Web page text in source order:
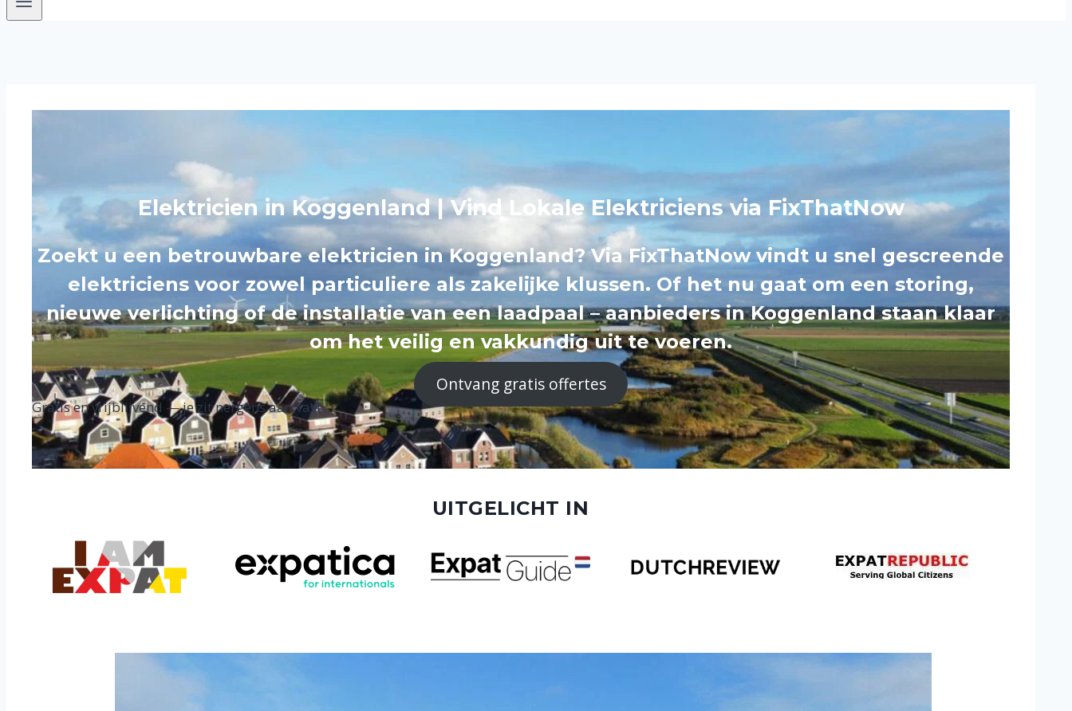
Elektricien in Koggenland | Vind Lokale Elektriciens via FixThatNow
Zoekt u een betrouwbare elektricien in Koggenland? Via FixThatNow vindt u snel gescreende
elektriciens voor zowel particuliere als zakelijke klussen. Of het nu gaat om een storing,
nieuwe verlichting of de installatie van een laadpaal – aanbieders in Koggenland staan klaar
om het veilig en vakkundig uit te voeren.
Ontvang gratis offertes
Gratis en vrijblijvend — je zit nergens aan vast
UITGELICHT IN